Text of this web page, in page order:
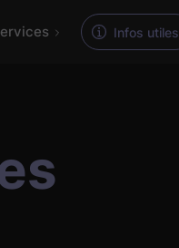
Infos utiles